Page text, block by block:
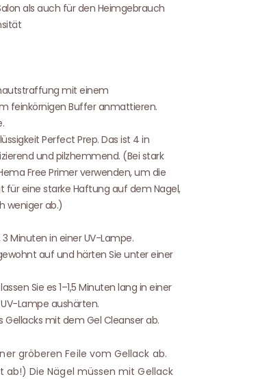
als auch für den Heimgebrauch
mit einem
feinkörnigen Buffer anmattieren.
Perfect Prep. Das ist 4 in
und pilzhemmend. (Bei stark
Free Primer verwenden, um die
für eine starke Haftung auf dem Nagel,
weniger ab.)
Minuten in einer UV-Lampe.
auf und härten Sie unter einer
Sie es 1–1,5 Minuten lang in einer
Lampe aushärten.
mit dem Gel Cleanser ab.
gröberen Feile vom Gellack ab.
ab!) Die Nägel müssen mit Gellack